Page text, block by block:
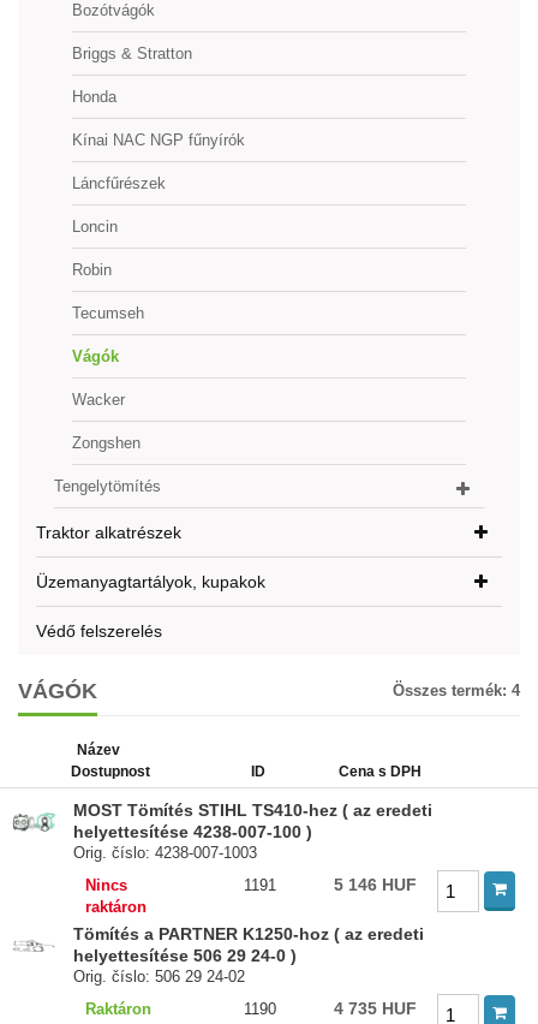
Bozótvágók
Briggs & Stratton
Honda
Kínai NAC NGP fűnyírók
Láncfűrészek
Loncin
Robin
Tecumseh
Vágók
Wacker
Zongshen
Tengelytömítés
Traktor alkatrészek
Üzemanyagtartályok, kupakok
Védő felszerelés
VÁGÓK Összes termék: 4
Název
Dostupnost
ID Cena s DPH
MOST Tömítés STIHL TS410-hez ( az eredeti
helyettesítése 4238-007-100 )
Orig. číslo: 4238-007-1003
Nincs
raktáron
1191 5 146 HUF
Tömítés a PARTNER K1250-hoz ( az eredeti
helyettesítése 506 29 24-0 )
Orig. číslo: 506 29 24-02
Raktáron
1190 4 735 HUF